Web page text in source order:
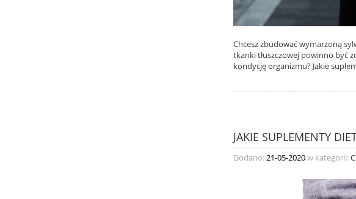
Chcesz zbudować wymarzoną
tkanki tłuszczowej powinno być
kondycję organizmu? Jakie
JAKIE SUPLEMENTY
Dodano:21-05-2020w kategorii: